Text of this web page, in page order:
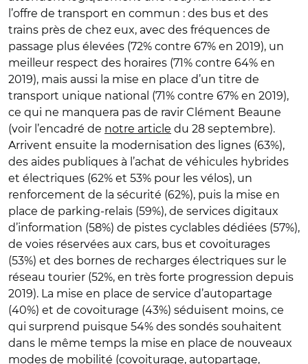
l’offre de transport en commun : des bus et des
trains près de chez eux, avec des fréquences de
passage plus élevées (72% contre 67% en 2019), un
meilleur respect des horaires (71% contre 64% en
2019), mais aussi la mise en place d’un titre de
transport unique national (71% contre 67% en 2019),
ce qui ne manquera pas de ravir Clément Beaune
(voir l’encadré de notre article du 28 septembre).
Arrivent ensuite la modernisation des lignes (63%),
des aides publiques à l’achat de véhicules hybrides
et électriques (62% et 53% pour les vélos), un
renforcement de la sécurité (62%), puis la mise en
place de parking-relais (59%), de services digitaux
d’information (58%) de pistes cyclables dédiées (57%),
de voies réservées aux cars, bus et covoiturages
(53%) et des bornes de recharges électriques sur le
réseau tourier (52%, en très forte progression depuis
2019). La mise en place de service d’autopartage
(40%) et de covoiturage (43%) séduisent moins, ce
qui surprend puisque 54% des sondés souhaitent
dans le même temps la mise en place de nouveaux
modes de mobilité (covoiturage, autopartage,